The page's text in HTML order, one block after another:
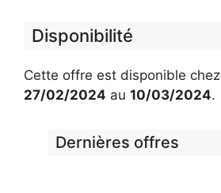
Disponibilité
Cette offre est disponible chez
27/02/2024 au 10/03/2024.
Dernières offres